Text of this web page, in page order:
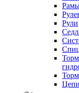
Рули
Цепи